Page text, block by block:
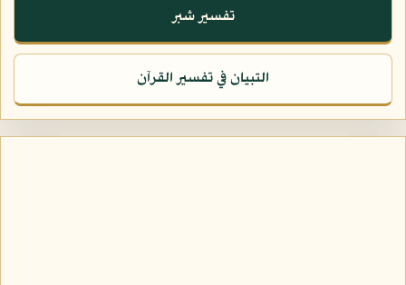
تفسير شبر
التبيان في تفسير القرآن